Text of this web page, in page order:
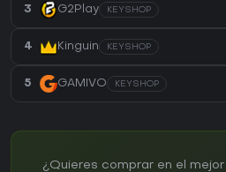
3 G2Play KEYSHOP
4 Kinguin KEYSHOP
5 GAMIVO KEYSHOP
¿Quieres comprar en el